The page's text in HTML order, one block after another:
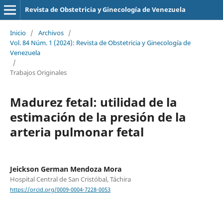
Revista de Obstetricia y Ginecología de Venezuela
Inicio / Archivos /
Vol. 84 Núm. 1 (2024): Revista de Obstetricia y Ginecología de
Venezuela
/
Trabajos Originales
Madurez fetal: utilidad de la
estimación de la presión de la
arteria pulmonar fetal
Jeickson German Mendoza Mora
Hospital Central de San Cristóbal, Táchira
https://orcid.org/0009-0004-7228-0053